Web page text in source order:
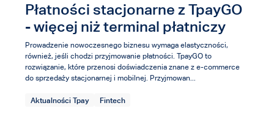
Płatności stacjonarne z TpayGO
- więcej niż terminal płatniczy
Prowadzenie nowoczesnego biznesu wymaga elastyczności,
również, jeśli chodzi przyjmowanie płatności. TpayGO to
rozwiązanie, które przenosi doświadczenia znane z e-commerce
do sprzedaży stacjonarnej i mobilnej. Przyjmowan...
Aktualności Tpay Fintech